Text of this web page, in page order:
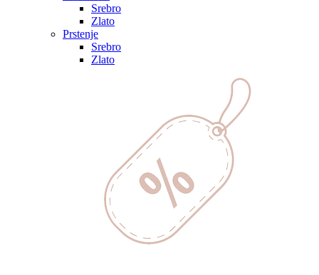
Srebro
Zlato
Prstenje
Srebro
Zlato